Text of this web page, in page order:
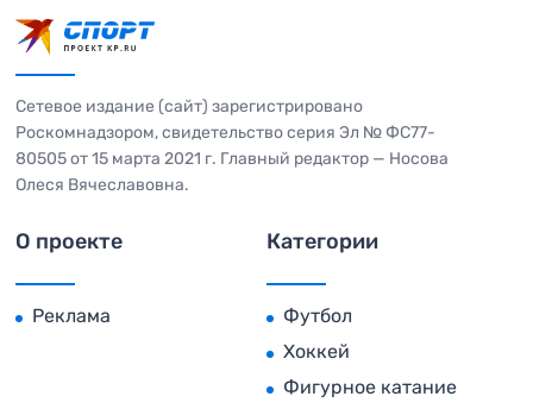
Сетевое издание (сайт) зарегистрировано
Роскомнадзором, свидетельство серия Эл № ФС77-
80505 от 15 марта 2021 г. Главный редактор — Носова
Олеся Вячеславовна.
О проекте
Реклама
Категории
Футбол
Хоккей
Фигурное катание